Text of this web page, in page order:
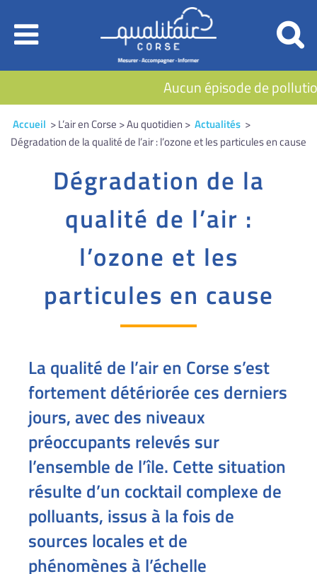
Aucun épisode de
Accueil > L’air en Corse > Au quotidien > Actualités >
Dégradation de la qualité de l’air : l’ozone et les particules en cause
Dégradation de la
qualité de l’air :
l’ozone et les
particules en cause
La qualité de l’air en Corse s’est
fortement détériorée ces derniers
jours, avec des niveaux
préoccupants relevés sur
l’ensemble de l’île. Cette situation
résulte d’un cocktail complexe de
polluants, issus à la fois de
sources locales et de
phénomènes à l’échelle